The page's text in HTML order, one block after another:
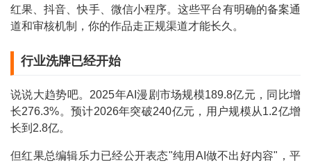
红果、抖音、快手、微信小程序。这些平台有明确的备案通
道和审核机制，你的作品走正规渠道才能长久。
行业洗牌已经开始
说说大趋势吧。2025年AI漫剧市场规模189.8亿元，同比增
长276.3%。预计2026年突破240亿元，用户规模从1.2亿增
长到2.8亿。
但红果总编辑乐力已经公开表态"纯用AI做不出好内容"，平